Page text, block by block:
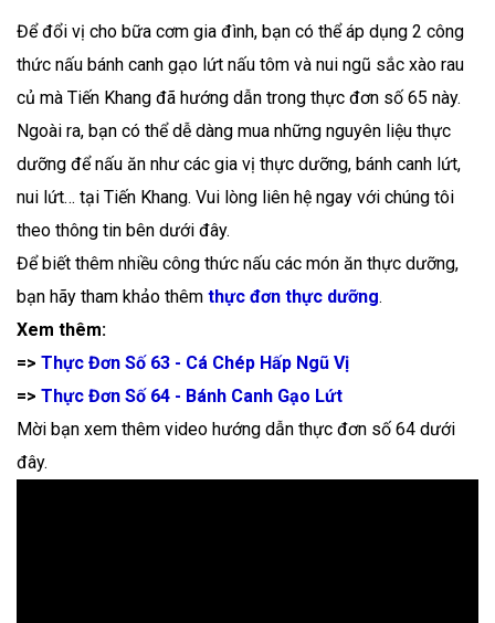
Để đổi vị cho bữa cơm gia đình, bạn có thể áp dụng 2 công
thức nấu bánh canh gạo lứt nấu tôm và nui ngũ sắc xào rau
củ mà Tiến Khang đã hướng dẫn trong thực đơn số 65 này.
Ngoài ra, bạn có thể dễ dàng mua những nguyên liệu thực
dưỡng để nấu ăn như các gia vị thực dưỡng, bánh canh lứt,
nui lứt… tại Tiến Khang. Vui lòng liên hệ ngay với chúng tôi
theo thông tin bên dưới đây.
Để biết thêm nhiều công thức nấu các món ăn thực dưỡng,
bạn hãy tham khảo thêm thực đơn thực dưỡng.
Xem thêm:
=> Thực Đơn Số 63 - Cá Chép Hấp Ngũ Vị
=> Thực Đơn Số 64 - Bánh Canh Gạo Lứt
Mời bạn xem thêm video hướng dẫn thực đơn số 64 dưới
đây.